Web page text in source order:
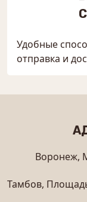
Удобные
отправка и
Воронеж,
Тамбов,